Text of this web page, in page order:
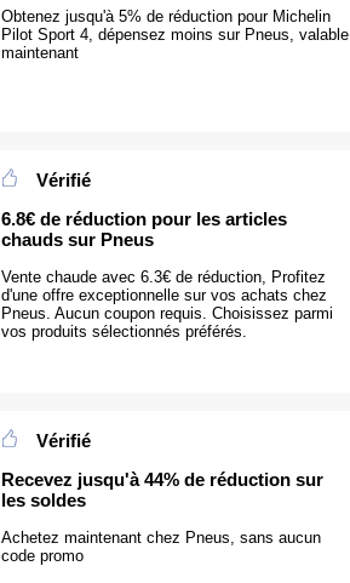
Obtenez jusqu'à 5% de réduction pour Michelin
Pilot Sport 4, dépensez moins sur Pneus, valable
maintenant
Vérifié
6.8€ de réduction pour les articles
chauds sur Pneus
Vente chaude avec 6.3€ de réduction, Profitez
d'une offre exceptionnelle sur vos achats chez
Pneus. Aucun coupon requis. Choisissez parmi
vos produits sélectionnés préférés.
Vérifié
Recevez jusqu'à 44% de réduction sur
les soldes
Achetez maintenant chez Pneus, sans aucun
code promo